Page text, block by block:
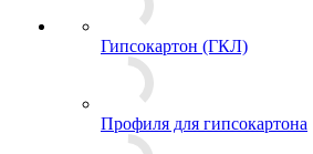
Гипсокартон (ГКЛ)
Профиля для гипсокартона